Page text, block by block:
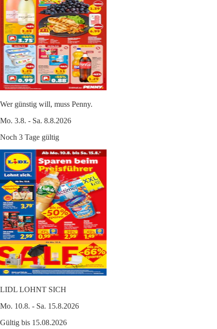
Wer günstig will, muss Penny.
Mo. 3.8. - Sa. 8.8.2026
Noch 3 Tage gültig
LIDL LOHNT SICH
Mo. 10.8. - Sa. 15.8.2026
Gültig bis 15.08.2026